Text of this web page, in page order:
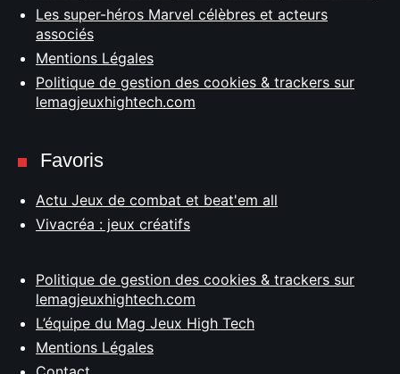
Les super-héros Marvel célèbres et acteurs
associés
Mentions Légales
Politique de gestion des cookies & trackers sur
lemagjeuxhightech.com
Favoris
Actu Jeux de combat et beat'em all
Vivacréa : jeux créatifs
Politique de gestion des cookies & trackers sur
lemagjeuxhightech.com
L’équipe du Mag Jeux High Tech
Mentions Légales